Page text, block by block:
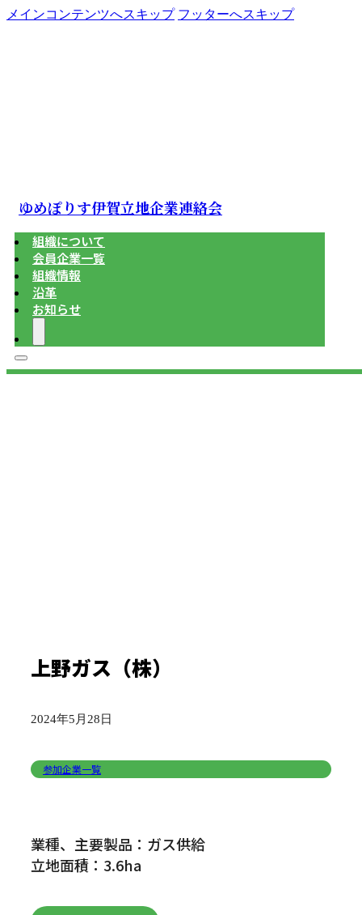
メインコンテンツへスキップ フッターへスキップ
ゆめぽりす伊賀立地企業連絡会
組織について
会員企業一覧
組織情報
沿革
お知らせ
上野ガス（株）
2024年5月28日
参加企業一覧
業種、主要製品：ガス供給
立地面積：3.6ha